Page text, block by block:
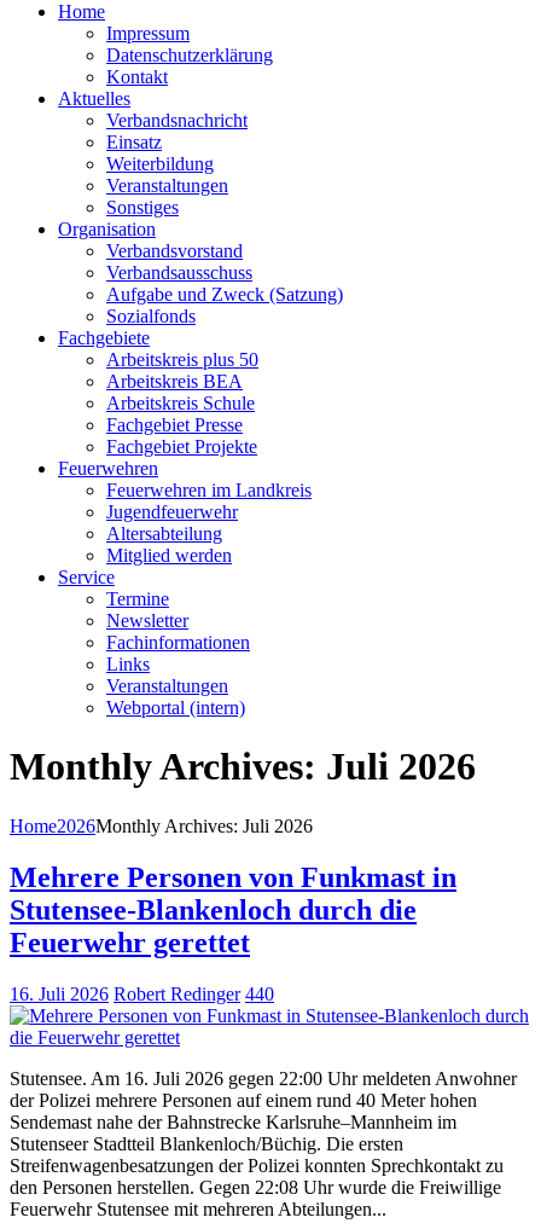
Home
Impressum
Datenschutzerklärung
Kontakt
Aktuelles
Verbandsnachricht
Einsatz
Weiterbildung
Veranstaltungen
Sonstiges
Organisation
Verbandsvorstand
Verbandsausschuss
Aufgabe und Zweck (Satzung)
Sozialfonds
Fachgebiete
Arbeitskreis plus 50
Arbeitskreis BEA
Arbeitskreis Schule
Fachgebiet Presse
Fachgebiet Projekte
Feuerwehren
Feuerwehren im Landkreis
Jugendfeuerwehr
Altersabteilung
Mitglied werden
Service
Termine
Newsletter
Fachinformationen
Links
Veranstaltungen
Webportal (intern)
Monthly Archives: Juli 2026
Home2026Monthly Archives: Juli 2026
Mehrere Personen von Funkmast in
Stutensee-Blankenloch durch die
Feuerwehr gerettet
16. Juli 2026 Robert Redinger 440
Stutensee. Am 16. Juli 2026 gegen 22:00 Uhr meldeten Anwohner
der Polizei mehrere Personen auf einem rund 40 Meter hohen
Sendemast nahe der Bahnstrecke Karlsruhe–Mannheim im
Stutenseer Stadtteil Blankenloch/Büchig. Die ersten
Streifenwagenbesatzungen der Polizei konnten Sprechkontakt zu
den Personen herstellen. Gegen 22:08 Uhr wurde die Freiwillige
Feuerwehr Stutensee mit mehreren Abteilungen...